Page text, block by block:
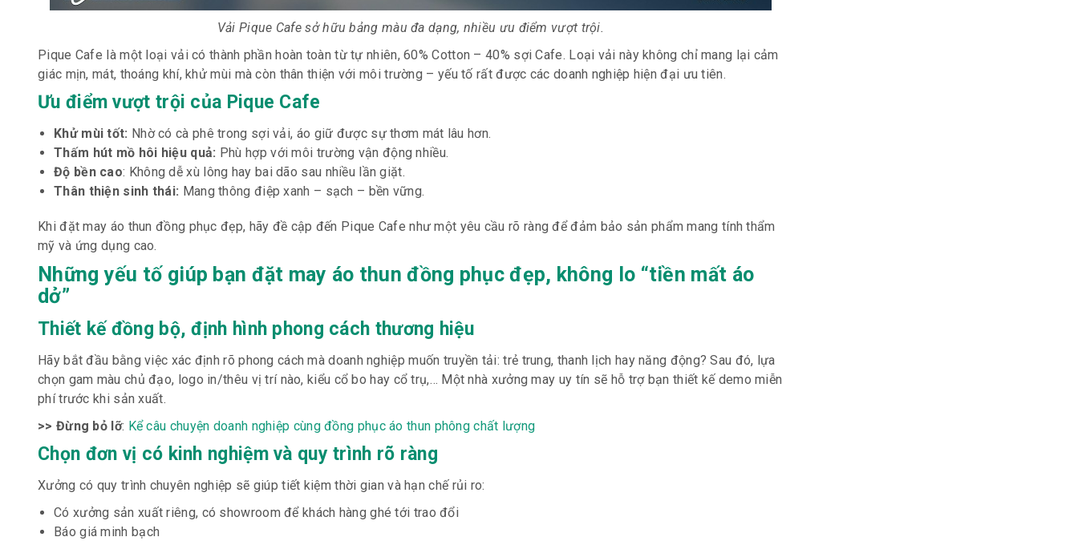
Vải Pique Cafe sở hữu bảng màu đa dạng, nhiều ưu điểm vượt trội.
Pique Cafe là một loại vải có thành phần hoàn toàn từ tự nhiên, 60% Cotton – 40% sợi Cafe. Loại vải này không chỉ mang lại cảm
giác mịn, mát, thoáng khí, khử mùi mà còn thân thiện với môi trường – yếu tố rất được các doanh nghiệp hiện đại ưu tiên.
Ưu điểm vượt trội của Pique Cafe
Khử mùi tốt: Nhờ có cà phê trong sợi vải, áo giữ được sự thơm mát lâu hơn.
Thấm hút mồ hôi hiệu quả: Phù hợp với môi trường vận động nhiều.
Độ bền cao: Không dễ xù lông hay bai dão sau nhiều lần giặt.
Thân thiện sinh thái: Mang thông điệp xanh – sạch – bền vững.
Khi đặt may áo thun đồng phục đẹp, hãy đề cập đến Pique Cafe như một yêu cầu rõ ràng để đảm bảo sản phẩm mang tính thẩm
mỹ và ứng dụng cao.
Những yếu tố giúp bạn đặt may áo thun đồng phục đẹp, không lo “tiền mất áo
dở”
Thiết kế đồng bộ, định hình phong cách thương hiệu
Hãy bắt đầu bằng việc xác định rõ phong cách mà doanh nghiệp muốn truyền tải: trẻ trung, thanh lịch hay năng động? Sau đó, lựa
chọn gam màu chủ đạo, logo in/thêu vị trí nào, kiểu cổ bo hay cổ trụ,… Một nhà xưởng may uy tín sẽ hỗ trợ bạn thiết kế demo miễn
phí trước khi sản xuất.
>> Đừng bỏ lỡ: Kể câu chuyện doanh nghiệp cùng đồng phục áo thun phông chất lượng
Chọn đơn vị có kinh nghiệm và quy trình rõ ràng
Xưởng có quy trình chuyên nghiệp sẽ giúp tiết kiệm thời gian và hạn chế rủi ro:
Có xưởng sản xuất riêng, có showroom để khách hàng ghé tới trao đổi
Báo giá minh bạch